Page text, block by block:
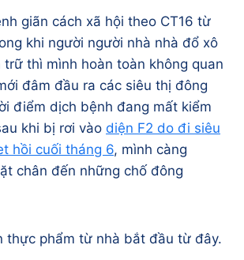
giãn cách xã hội theo CT16 từ
khi người người nhà nhà đổ xô
thì mình hoàn toàn không quan
đâm đầu ra các siêu thị đông
điểm dịch bệnh đang mất kiểm
khi bị rơi vào diện F2 do đi siêu
hồi cuối tháng 6, mình càng
chân đến những chố đông
thực phẩm từ nhà bắt đầu từ đây.